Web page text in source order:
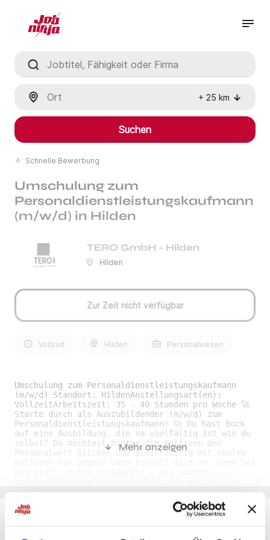
+ 25 km
Suchen
Schnelle Bewerbung
Umschulung zum
Personaldienstleistungskaufmann
(m/w/d) in Hilden
TERO GmbH - Hilden
Hilden
Zur Zeit nicht verfügbar
Vollzeit Hilden Personalwesen
Umschulung zum Personaldienstleistungskaufmann
(m/w/d) Standort: HildenAnstellungsart(en):
VollzeitArbeitszeit: 35 - 40 Stunden pro Woche 🚀
Starte durch als Auszubildender (m/w/d) zum
Personaldienstleistungskaufmann! 🚀 Du hast Bock
auf eine Ausbildung, die so vielfältig ist wie du
selbst? Du möchtest hinter die Kulissen der
Personalwelt blicken und gleichzeitig mit coolen
Welt der Personaldienstleistung erobern wollen!
Über Uns: Bei HR-Action sind wir mehr als nur ein
Team – wir sind eine bunte Crew von HR-Helden, die
den Arbeitsmarkt aufmischen. Mit unserer geballten
Energie und Kreativität setzen wir neue Maßstäbe
Mehr anzeigen